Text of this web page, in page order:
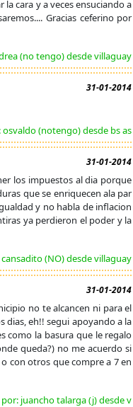
la cara y a veces ensuciando a
Gracias ceferino por
(no tengo) desde villaguay
31-01-2014
osvaldo (notengo) desde bs as
31-01-2014
los impuestos al dia porque
que se enriquecen ala par
y no habla de inflacion
ya perdieron el poder y la
(NO) desde villaguay
31-01-2014
no te alcancen ni para el
dias, eh!! segui apoyando a la
como la basura que le regalo
queda?) no me acuerdo si
con otros que compre a 7 en
juancho talarga (j) desde v